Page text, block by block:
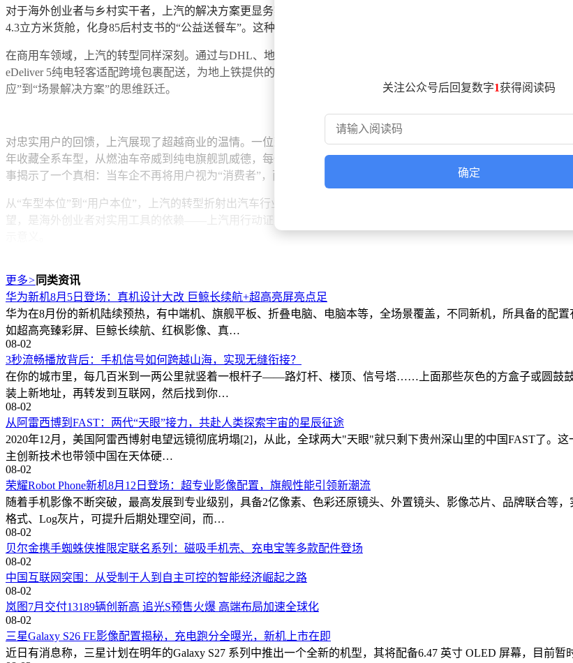
对于海外创业者与乡村实干者，上汽的解决方案更显务实。MG4 EV Urban凭借416公里WLTP续航和超大储物空间
4.3立方米货舱，化身85后村支书的“公益送餐车”。这种“按场景造车”的思维，让上汽的产品突破了地域与职业的界
在商用车领域，上汽的转型同样深刻。通过与DHL、地上铁、山西工程企业等产业伙伴的深度合作，上汽不再局限
eDeliver 5纯电轻客适配跨境包裹配送，为地上铁提供的跃进大拿T1纯电轻卡筑牢物流网络，为山西工程企业打
应”到“场景解决方案”的思维跃迁。
对忠实用户的回馈，上汽展现了超越商业的温情。一位荣威750老车主的女婿选择全新荣威M7黑马版，2050公里
年收藏全系车型，从燃油车帝威到纯电旗舰凯威德，每一辆车都镌刻着个人与品牌的共同成长；远赴英国留学的
事揭示了一个真相：当车企不再将用户视为“消费者”，而是“人生旅程的同行者”，品牌忠诚度便有了更深厚的根基。
从“车型本位”到“用户本位”，上汽的转型折射出汽车行业的深层变革。当一亿辆产销的数字背后，是新手爸爸对
望，是海外创业者对实用工具的依赖——上汽用行动证明，真正的市场竞争力不在于车型数量，而在于能否读懂每
关注公众号后回复数字1获得阅读码
确定
更多> 同类资讯
华为新机8月5日登场：真机设计大改 巨鲸长续航+超高亮屏亮点足
华为在8月份的新机陆续预热，有中端机、旗舰平板、折叠电脑、电脑本等，全场景覆盖，不同新机，所具备的配
如超高亮臻彩屏、巨鲸长续航、红枫影像、真…
08-02
3秒流畅播放背后：手机信号如何跨越山海，实现无缝衔接？
在你的城市里，每几百米到一两公里就竖着一根杆子——路灯杆、楼顶、信号塔……上面那些灰色的方盒子或圆鼓
装上新地址，再转发到互联网，然后找到你…
08-02
从阿雷西博到FAST：两代“天眼”接力，共赴人类探索宇宙的星辰征途
2020年12月，美国阿雷西博射电望远镜彻底坍塌[2]，从此，全球两大"天眼"就只剩下贵州深山里的中国FAST了。
主创新技术也带领中国在天体硬…
08-02
荣耀Robot Phone新机8月12日登场：超专业影像配置，旗舰性能引领新潮流
随着手机影像不断突破，最高发展到专业级别，具备2亿像素、色彩还原镜头、外置镜头、影像芯片、品牌联合等
格式、Log灰片，可提升后期处理空间，而…
08-02
贝尔金携手蜘蛛侠推限定联名系列：磁吸手机壳、充电宝等多款配件登场
08-02
中国互联网突围：从受制于人到自主可控的智能经济崛起之路
08-02
岚图7月交付13189辆创新高 追光S预售火爆 高端布局加速全球化
08-02
三星Galaxy S26 FE影像配置揭秘，充电跑分全曝光，新机上市在即
近日有消息称，三星计划在明年的Galaxy S27 系列中推出一个全新的机型，其将配备6.47 英寸 OLED 屏幕，目前暂